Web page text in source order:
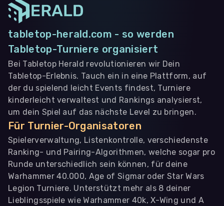
tabletop-herald.com - so werden
Tabletop-Turniere organisiert
Bei Tabletop Herald revolutionieren wir Dein
Tabletop-Erlebnis. Tauch ein in eine Plattform, auf
der du spielend leicht Events findest, Turniere
kinderleicht verwaltest und Rankings analysierst,
um dein Spiel auf das nächste Level zu bringen.
Für Turnier-Organisatoren
Spielerverwaltung, Listenkontrolle, verschiedenste
Ranking- und Pairing-Algorithmen, welche sogar pro
Runde unterschiedlich sein können, für deine
Warhammer 40.000, Age of Sigmar oder Star Wars
Legion Turniere. Unterstützt mehr als 8 deiner
Lieblingsspiele wie Warhammer 40k, X-Wing und A